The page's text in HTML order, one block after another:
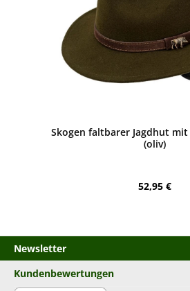
Skogen faltbarer Jagdhut
(oliv)
Regulärer
52,95 €
Newsletter
Kundenbewertungen